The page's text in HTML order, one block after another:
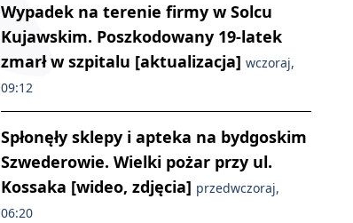
Wypadek na terenie firmy w Solcu
Kujawskim. Poszkodowany 19-latek
zmarł w szpitalu [aktualizacja] wczoraj,
09:12
Spłonęły sklepy i apteka na bydgoskim
Szwederowie. Wielki pożar przy ul.
Kossaka [wideo, zdjęcia] przedwczoraj,
06:20